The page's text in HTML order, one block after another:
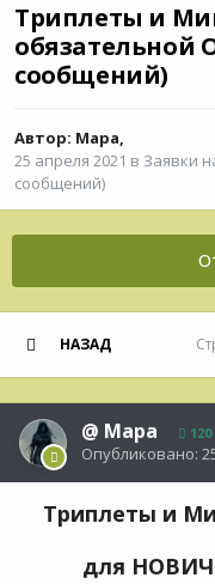
Триплеты и
обязательной
сообщений)
Автор: Мара,
25 апреля 2021 в Заявки
сообщений)
НАЗАД
@ Мара 120
Опубликовано:
Триплеты и
для